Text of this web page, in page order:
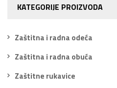
KATEGORIJE PROIZVODA
Zaštitna i radna odeća
Zaštitna i radna obuća
Zaštitne rukavice